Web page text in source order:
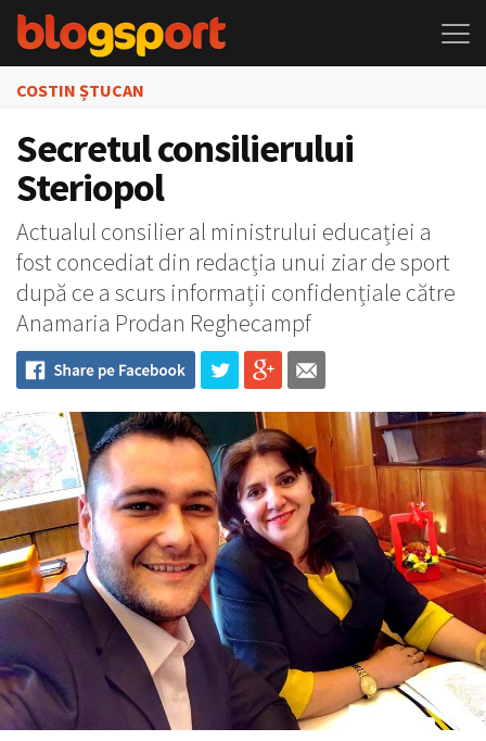
COSTIN ȘTUCAN
Secretul consilierului
Steriopol
Actualul consilier al ministrului educației a
fost concediat din redacția unui ziar de sport
după ce a scurs informații confidențiale către
Anamaria Prodan Reghecampf